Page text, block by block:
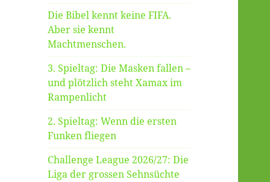
Die Bibel kennt keine FIFA.
Aber sie kennt
Machtmenschen.
3. Spieltag: Die Masken fallen –
und plötzlich steht Xamax im
Rampenlicht
2. Spieltag: Wenn die ersten
Funken fliegen
Challenge League 2026/27: Die
Liga der grossen Sehnsüchte